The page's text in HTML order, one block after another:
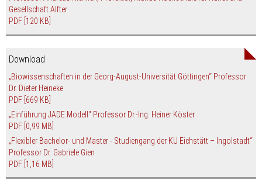
Gesellschaft Alfter
PDF [120 KB]
Download
„Biowissenschaften in der Georg-August-Universität Göttingen“ Professor
Dr. Dieter Heineke
PDF [669 KB]
„Einführung JADE Modell" Professor Dr.-Ing. Heiner Köster
PDF [0,99 MB]
„Flexibler Bachelor- und Master - Studiengang der KU Eichstätt – Ingolstadt“
Professor Dr. Gabriele Gien
PDF [1,16 MB]